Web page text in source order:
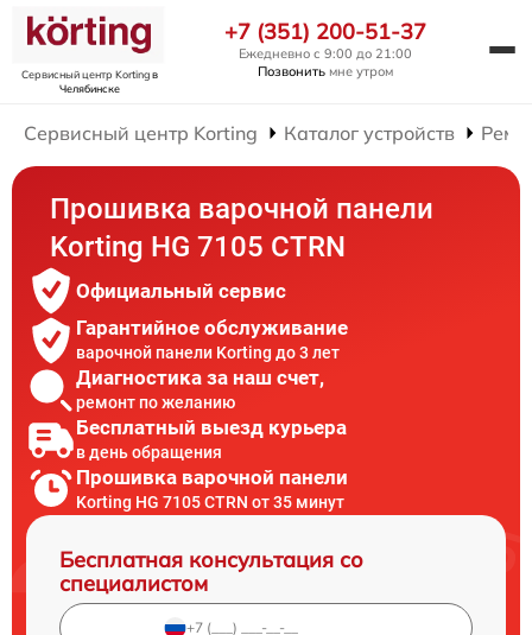
Сервисный центр Kortingв
Челябинске
+7 (351) 200-51-37
Ежедневно с 9:00 до 21:00
Позвонить мне утром
Сервисный центр Korting Каталог устройств
Прошивка варочной панели
Korting HG 7105 CTRN
Официальный сервис
Гарантийное обслуживание
варочной панели Korting до 3 лет
Диагностика за наш счет,
ремонт по желанию
Бесплатный выезд курьера
в день обращения
Прошивка варочной панели
Korting HG 7105 CTRN от 35 минут
Бесплатная консультация со
специалистом